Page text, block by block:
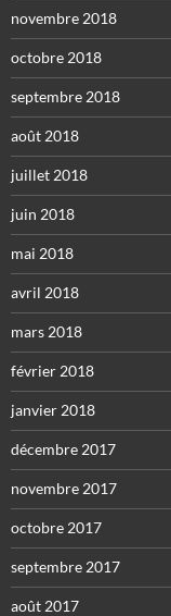
novembre 2018
octobre 2018
septembre 2018
août 2018
juillet 2018
juin 2018
mai 2018
avril 2018
mars 2018
février 2018
janvier 2018
décembre 2017
novembre 2017
octobre 2017
septembre 2017
août 2017